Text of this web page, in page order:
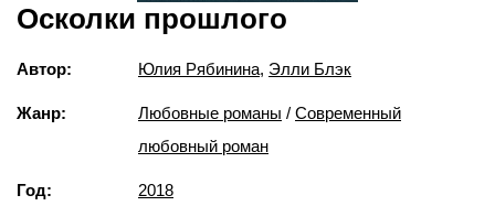
Осколки прошлого
Автор: Юлия Рябинина, Элли Блэк
Жанр: Любовные романы / Современный
любовный роман
Год: 2018